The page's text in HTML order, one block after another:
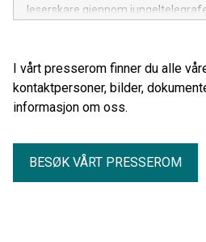
leserskare gjennom
I vårt presserom finner du alle
kontaktpersoner, bilder,
informasjon om oss.
BESØK VÅRT PRESSEROM